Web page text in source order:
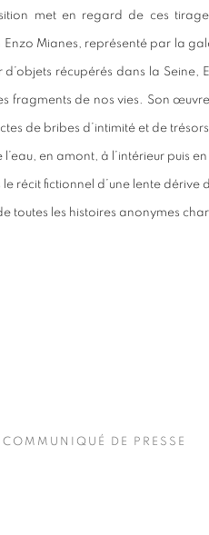
met en regard de ces
Enzo Mianes, représenté par la
d’objets récupérés dans la Seine,
fragments de nos vies. Son
de bribes d’intimité et de
l’eau, en amont, à l’intérieur puis
le récit fictionnel d’une lente
toutes les histoires anonymes
COMMUNIQUÉ DE PRESSE